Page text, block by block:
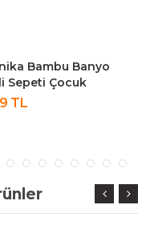
Bambu Banyo
Sepeti Çocuk
Kutusu
TL